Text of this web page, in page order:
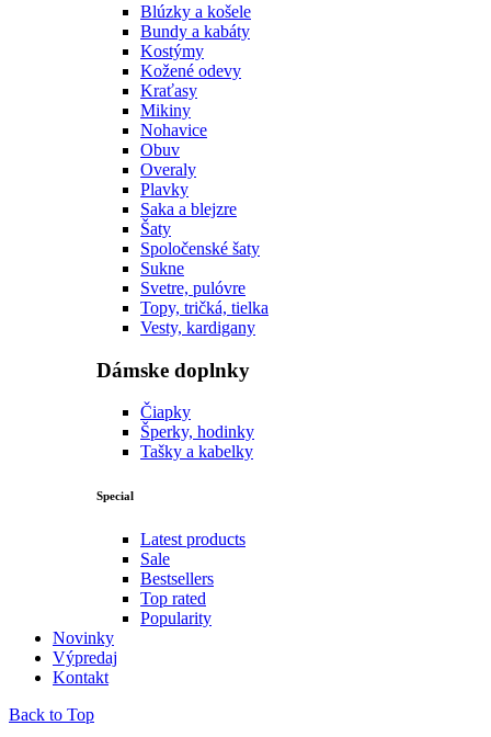
Blúzky a košele
Bundy a kabáty
Kostýmy
Kožené odevy
Kraťasy
Mikiny
Nohavice
Obuv
Overaly
Plavky
Saka a blejzre
Šaty
Spoločenské šaty
Sukne
Svetre, pulóvre
Topy, tričká, tielka
Vesty, kardigany
Dámske doplnky
Čiapky
Šperky, hodinky
Tašky a kabelky
Special
Latest products
Sale
Bestsellers
Top rated
Popularity
Novinky
Výpredaj
Kontakt
Back to Top